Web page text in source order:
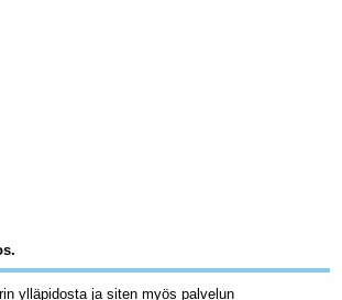
ylläpidosta ja siten myös palvelun